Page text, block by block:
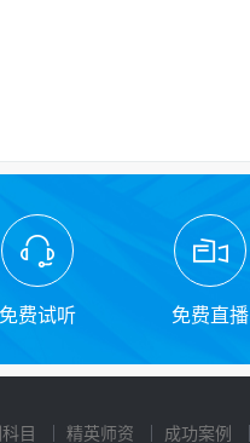
免费试听 免费直播
目 精英师资 成功案例